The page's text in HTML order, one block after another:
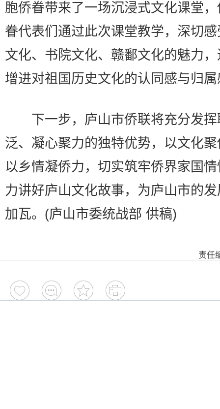
胞侨眷带来了一场沉浸式文化课堂
眷代表们通过此次课堂教学，深切
文化、书院文化、赣鄱文化的魅力
增进对祖国历史文化的认同感与归
下一步，庐山市侨联将充分发挥
泛、凝心聚力的独特优势，以文化
以乡情凝侨力，切实筑牢侨界家国
力讲好庐山文化故事，为庐山市的
加瓦。(庐山市委统战部 供稿)
责任